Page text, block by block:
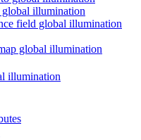
illumination
field global illumination
global illumination
illumination